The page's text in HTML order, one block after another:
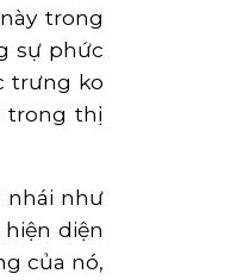
trong
sự phức
trưng ko
trong thị
nhái như
diện
của nó,